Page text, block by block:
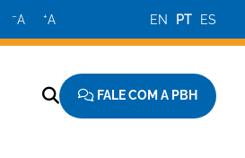
−A +A EN PT ES
FALE COM A PBH